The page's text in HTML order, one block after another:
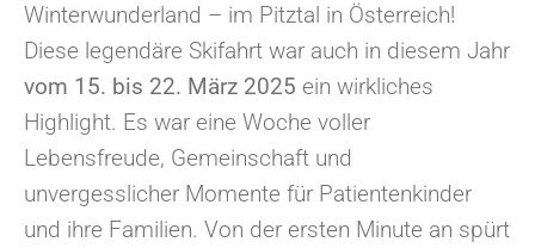
Winterwunderland – im Pitztal in Österreich!
Diese legendäre Skifahrt war auch in diesem Jahr
vom 15. bis 22. März 2025 ein wirkliches
Highlight. Es war eine Woche voller
Lebensfreude, Gemeinschaft und
unvergesslicher Momente für Patientenkinder
und ihre Familien. Von der ersten Minute an spürt